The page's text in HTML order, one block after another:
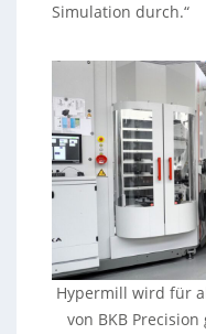
Simulation durch.“
Hypermill wird für
von BKB